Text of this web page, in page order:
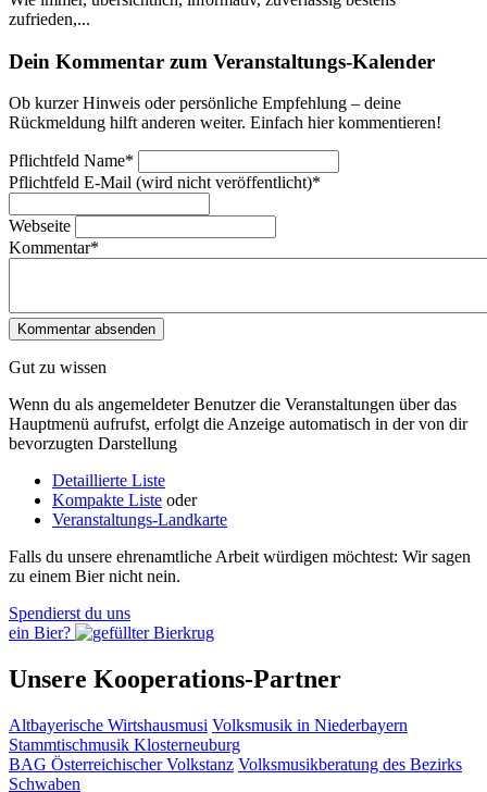
zufrieden,...
Dein Kommentar zum Veranstaltungs-Kalender
Ob kurzer Hinweis oder persönliche Empfehlung – deine
Rückmeldung hilft anderen weiter. Einfach hier kommentieren!
Pflichtfeld Name*
Pflichtfeld E-Mail (wird nicht veröffentlicht)*
Webseite
Kommentar*
Gut zu wissen
Wenn du als angemeldeter Benutzer die Veranstaltungen über das
Hauptmenü aufrufst, erfolgt die Anzeige automatisch in der von dir
bevorzugten Darstellung
Detaillierte Liste
Kompakte Liste oder
Veranstaltungs-Landkarte
Falls du unsere ehrenamtliche Arbeit würdigen möchtest: Wir sagen
zu einem Bier nicht nein.
Spendierst du uns
ein Bier?
Unsere Kooperations-Partner
Altbayerische Wirtshausmusi Volksmusik in Niederbayern
Stammtischmusik Klosterneuburg
BAG Österreichischer Volkstanz Volksmusikberatung des Bezirks
Schwaben